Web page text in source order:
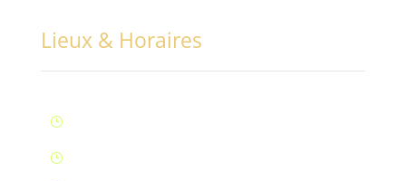
Lieux & Horaires
}
}